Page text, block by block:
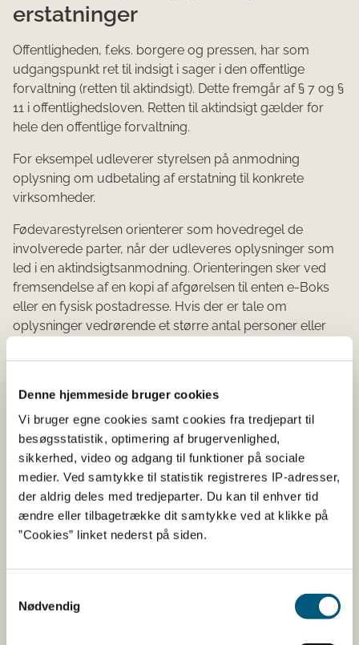
Denne hjemmeside bruger cookies
Vi bruger egne cookies samt cookies fra tredjepart til
besøgsstatistik, optimering af brugervenlighed,
sikkerhed, video og adgang til funktioner på sociale
medier. Ved samtykke til statistik registreres IP-adresser,
der aldrig deles med tredjeparter. Du kan til enhver tid
ændre eller tilbagetrække dit samtykke ved at klikke på
”Cookies” linket nederst på siden.
Nødvendig
erstatninger
Offentligheden, f.eks. borgere og pressen, har som
udgangspunkt ret til indsigt i sager i den offentlige
forvaltning (retten til aktindsigt). Dette fremgår af § 7 og §
11 i offentlighedsloven. Retten til aktindsigt gælder for
hele den offentlige forvaltning.
For eksempel udleverer styrelsen på anmodning
oplysning om udbetaling af erstatning til konkrete
virksomheder.
Fødevarestyrelsen orienterer som hovedregel de
involverede parter, når der udleveres oplysninger som
led i en aktindsigtsanmodning. Orienteringen sker ved
fremsendelse af en kopi af afgørelsen til enten e-Boks
eller en fysisk postadresse. Hvis der er tale om
oplysninger vedrørende et større antal personer eller
vælge at undlade at orientere de berørte parter.
Visse typer dokumenter og sager er undtaget fra retten
til aktindsigt. Aktindsigt omfatter for eksempel ikke
oplysninger om enkeltpersoners private forhold,
herunder økonomiske forhold. Da en
enkeltmandsvirksomhed er identisk med sin ejer, kan
virksomhedens økonomi sidestilles med en
privatpersons økonomi og oplysningerne kan undtages.
Styrelsen udbetaler erstatning og kompensation i
for statsstøtte skal udbetalinger offentliggøres senest
enkeltmandsvirksomheder. Derfor udleverer styrelsen